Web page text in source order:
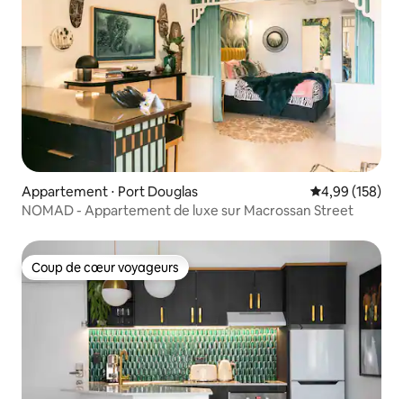
Appartement ⋅ Port Douglas Évaluation
4,99 (158)
NOMAD - Appartement de luxe sur Macrossan Street
Coup de cœur voyageurs
Coup de cœur voyageurs